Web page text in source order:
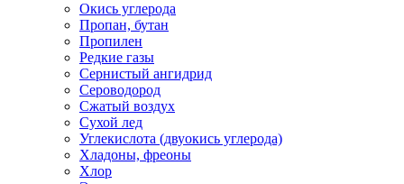
Окись углерода
Пропан, бутан
Пропилен
Редкие газы
Сернистый ангидрид
Сероводород
Сжатый воздух
Сухой лед
Углекислота (двуокись углерода)
Хладоны, фреоны
Хлор